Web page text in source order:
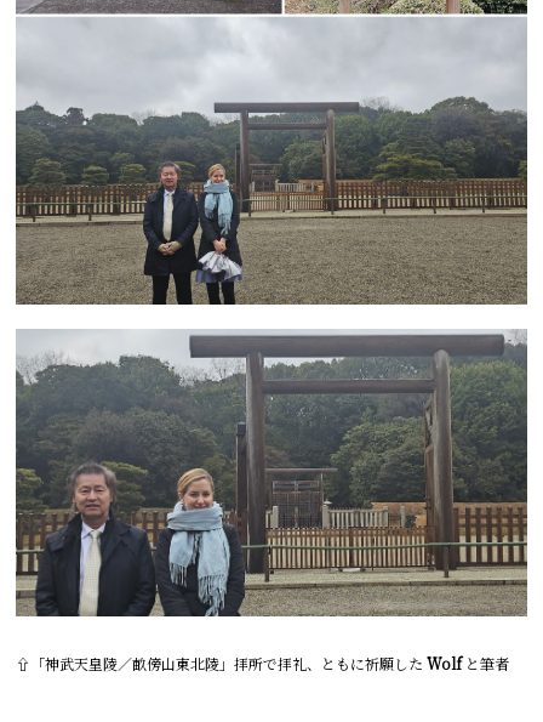
⇧ 「神武天皇陵／畝傍山東北陵」拝所で拝礼、ともに祈願したWolfと筆者